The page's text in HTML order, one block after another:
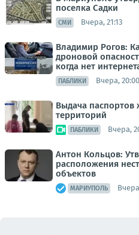
поселка Садки
СМИ Вчера, 21:13
Владимир Рогов:
дроновой
когда нет
ПАБЛИКИ Вчера, 20:00
Выдача
территорий
ПАБЛИКИ Вчера,
Антон Кольцов:
расположения
объектов
МАРИУПОЛЬ